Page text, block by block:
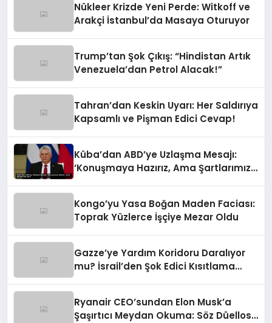
Nükleer Krizde Yeni Perde: Witkoff ve
Arakçi İstanbul’da Masaya Oturuyor
Trump’tan Şok Çıkış: “Hindistan Artık
Venezuela’dan Petrol Alacak!”
Tahran’dan Keskin Uyarı: Her Saldırıya
Kapsamlı ve Pişman Edici Cevap!
Küba’dan ABD’ye Uzlaşma Mesajı:
‘Konuşmaya Hazırız, Ama Şartlarımız
Kongo’yu Yasa Boğan Maden Faciası:
Toprak Yüzlerce İşçiye Mezar Oldu
Gazze’ye Yardım Koridoru Daralıyor
mu? İsrail’den Şok Edici Kısıtlama
Ryanair CEO’sundan Elon Musk’a
Şaşırtıcı Meydan Okuma: Söz Düellosu